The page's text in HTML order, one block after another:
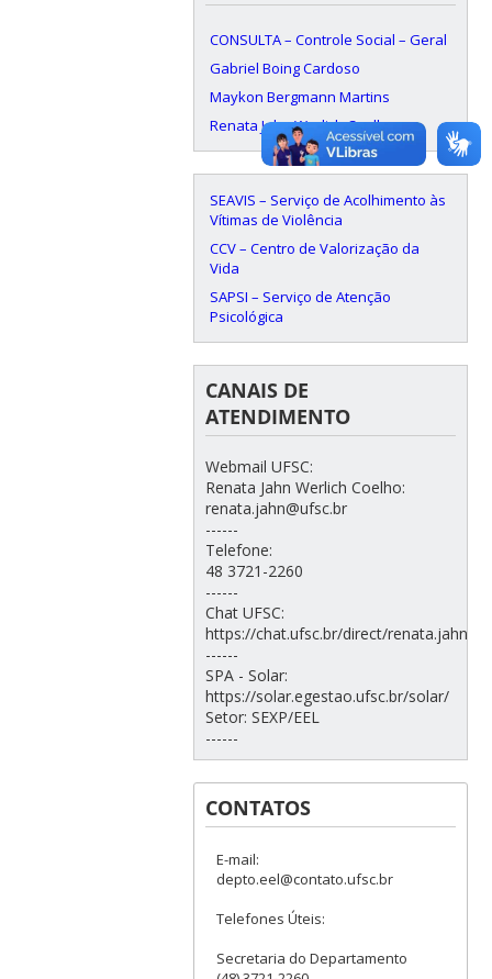
CONSULTA – Controle Social – Geral
Gabriel Boing Cardoso
Maykon Bergmann Martins
Renata Jahn Werlich Coelho
SEAVIS – Serviço de Acolhimento às
Vítimas de Violência
CCV – Centro de Valorização da
Vida
SAPSI – Serviço de Atenção
Psicológica
CANAIS DE
ATENDIMENTO
Webmail UFSC:
Renata Jahn Werlich Coelho:
renata.jahn@ufsc.br
------
Telefone:
48 3721-2260
------
Chat UFSC:
https://chat.ufsc.br/direct/renata.jahn
------
SPA - Solar:
https://solar.egestao.ufsc.br/solar/
Setor: SEXP/EEL
------
CONTATOS
E-mail:
depto.eel@contato.ufsc.br
Telefones Úteis:
Secretaria do Departamento